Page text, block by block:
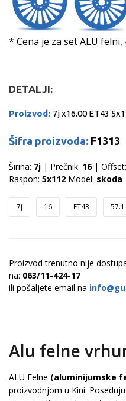
* Cena je za set ALU felni,
DETALJI:
Proizvod: 7j x16.00 ET43
Šifra proizvoda: F1313
Širina: 7j | Prečnik: 16| Offset:
Raspon: 5x112 Model: skoda
7j 16 ET43 57.1
Proizvod trenutno nije
na: 063/11-424-17
ili pošaljete email na
Alu felne
ALU Felne (aluminijumske
proizvodnjom u Kini.